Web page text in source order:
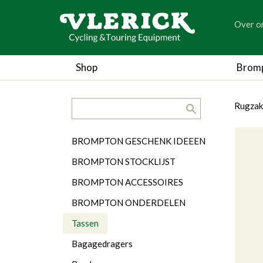
Over
Shop
Categorieën
BROMPTON GESCHENK IDEEEN
BROMPTON STOCKLIJST
BROMPTON ACCESSOIRES
BROMPTON ONDERDELEN
Tassen
Bagagedragers